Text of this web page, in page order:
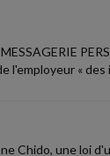
l'employeur «
Chido, une loi